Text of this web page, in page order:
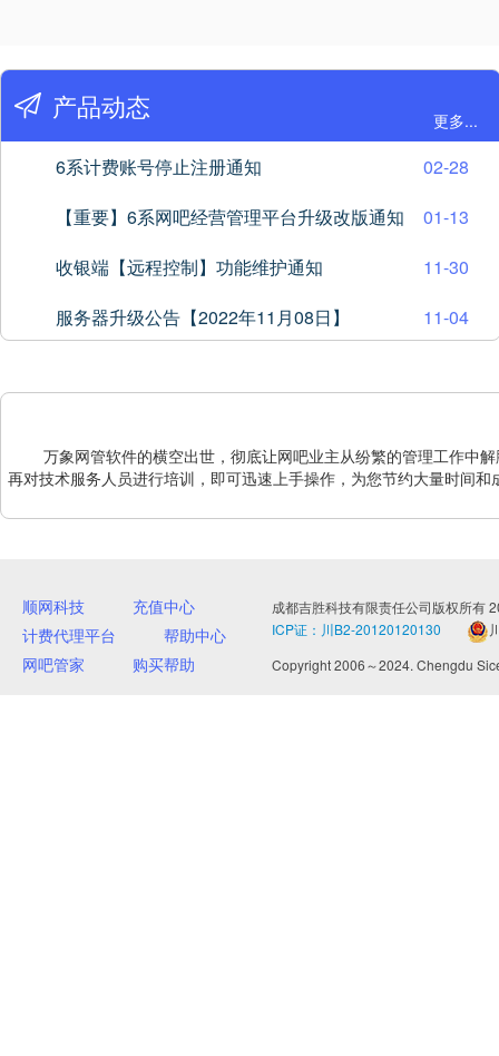
产品动态 更多...
6系计费账号停止注册通知
02-28
【重要】6系网吧经营管理平台升级改版通知
01-13
收银端【远程控制】功能维护通知
11-30
服务器升级公告【2022年11月08日】
11-04
万象网管软件的横空出世，彻底让网吧业主从纷繁的管理工作中解
再对技术服务人员进行培训，即可迅速上手操作，为您节约大量时间
顺网科技
充值中心
计费代理平台
帮助中心
网吧管家
购买帮助
成都吉胜科技有限责任公司版权所有
ICP证：川B2-20120120130
Copyright 2006～2024. Chengdu